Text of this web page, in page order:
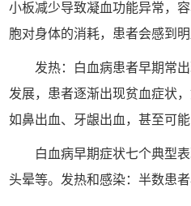
小板减少导致凝血功能异常，
胞对身体的消耗，患者会感到
发热：白血病患者早期常
发展，患者逐渐出现贫血症状
如鼻出血、牙龈出血，甚至可能
白血病早期症状七个典型
头晕等。发热和感染：半数患